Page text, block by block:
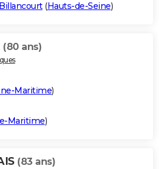
(Hauts-de-Seine)
(80 ans)
Maritime)
Maritime)
(83 ans)